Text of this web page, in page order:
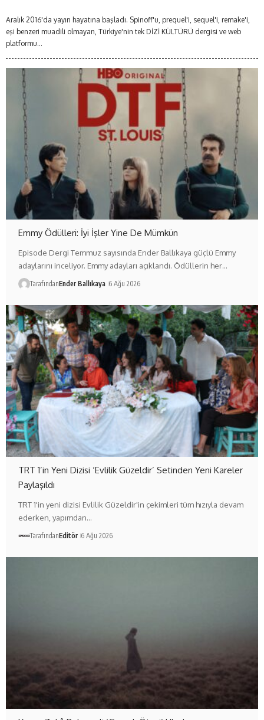
Aralık 2016'da yayın hayatına başladı. Spinoff'u, prequel'i, sequel'i, remake'i,
eşi benzeri muadili olmayan, Türkiye'nin tek DİZİ KÜLTÜRÜ dergisi ve web
platformu...
Emmy Ödülleri: İyi İşler Yine De Mümkün
Episode Dergi Temmuz sayısında Ender Ballıkaya güçlü Emmy
adaylarını inceliyor. Emmy adayları açıklandı. Ödüllerin her…
TarafındanEnder Ballıkaya 6 Ağu 2026
TRT 1’in Yeni Dizisi ‘Evlilik Güzeldir’ Setinden Yeni Kareler
Paylaşıldı
TRT 1'in yeni dizisi Evlilik Güzeldir'in çekimleri tüm hızıyla devam
ederken, yapımdan…
TarafındanEditör 6 Ağu 2026